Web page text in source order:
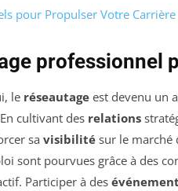
pour Propulser Votre Carrière
professionnel
le réseautage est devenu un
cultivant des relations
sa visibilité sur le marché
sont pourvues grâce à des
Participer à des